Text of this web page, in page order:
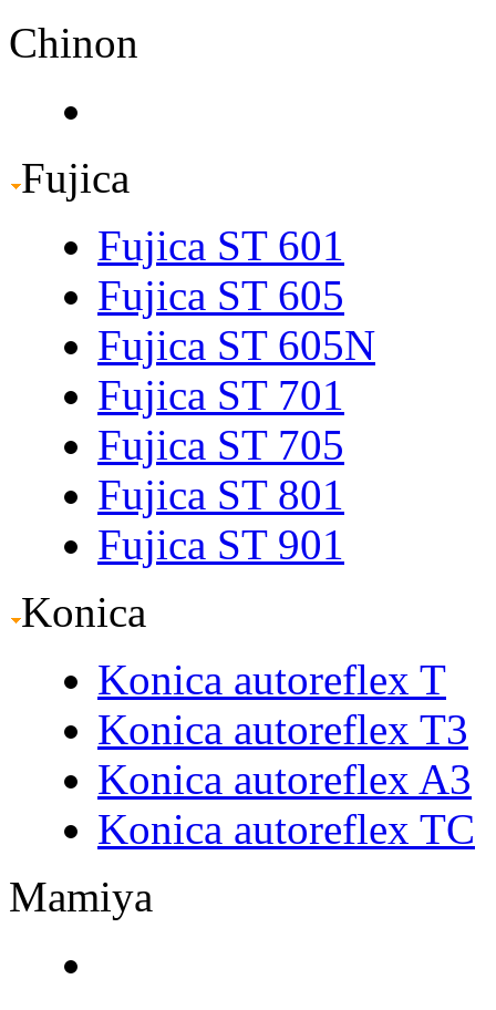
Chinon
Fujica
Fujica ST 601
Fujica ST 605
Fujica ST 605N
Fujica ST 701
Fujica ST 705
Fujica ST 801
Fujica ST 901
Konica
Konica autoreflex T
Konica autoreflex T3
Konica autoreflex A3
Konica autoreflex TC
Mamiya